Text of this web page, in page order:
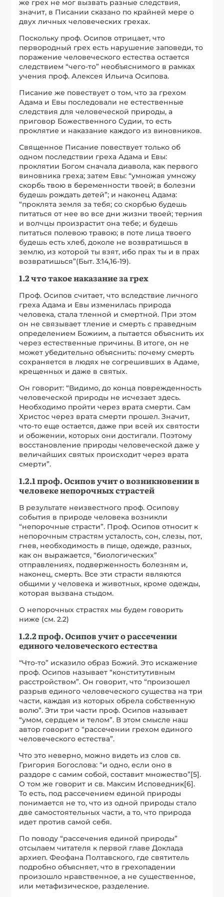
же грех не мог вызвать разные следствия,
значит, в Писании сказано по крайней мере о
двух личных человеческих грехах.
Поскольку проф. Осипов отрицает, что
первородный грех есть нарушение заповеди, то
поражение человеческого естества остается
следствием “чего-то” необъяснимого в рамках
учения проф. Алексея Ильича Осипова.
Писание же повествует о том, что за грехом
Адама и Евы последовали не естественные
следствия для человеческой природы, а
приговор Божественного Судии, то есть
проклятие и наказание каждого из виновников.
Священное Писание повествует только об
одном последствии греха Адама и Евы:
проклятии Богом сначала диавола, как первого
виновника греха; затем Евы: “умножая умножу
скорбь твою в беременности твоей; в болезни
будешь рождать детей”; и наконец Адама:
“проклята земля за тебя; со скорбью будешь
питаться от нее во все дни жизни твоей; терния
и волчцы произрастит она тебе; и будешь
питаться полевою травою; в поте лица твоего
будешь есть хлеб, доколе не возвратишься в
землю, из которой ты взят, ибо прах ты и в прах
возвратишься”(Быт. 3:14,16-19).
1.2 что такое наказание за грех
Проф. Осипов считает, что вследствие личного
греха Адама и Евы изменилась природа
человека, стала тленной и смертной. При этом
он не связывает тление и смерть с праведным
определением Божиим, а пытается объяснить их
через естественные причины. В итоге, он не
может убедительно объяснить: почему смерть
сохраняется в людях не согрешивших в Адаме,
крещенных и даже в святых.
Он говорит: “Видимо, до конца поврежденность
человеческой природы не исчезает здесь.
Необходимо пройти через врата смерти. Сам
Христос через врата смерти прошел. Значит,
что-то еще остается, даже при всей их святости
и обожении, которых они достигали. Поэтому
восстановление природы человеческой даже у
величайших святых происходит через врата
смерти”.
1.2.1 проф. Осипов учит о возникновении в
человеке непорочных страстей
В результате неизвестного проф. Осипову
события в природе человека возникли
“непорочные страсти”. Проф. Осипов относит к
непорочным страстям усталость, сон, слезы, пот,
гнев, необходимость в пище, одежде, разных,
как он выражается, “биологических”
отправлениях, подверженность болезням и,
наконец, смерть. Все эти страсти являются
общими у человека и животных, кроме одежды,
которая вызвана стыдом.
О непорочных страстях мы будем говорить
ниже (см. 2.2)
1.2.2 проф. Осипов учит о рассечении
единого человеческого естества
“Что-то” исказило образ Божий. Это искажение
проф. Осипов называет “конститутивным
расстройством”. Он говорит, что “произошел
разрыв единого человеческого существа на три
части, каждая из которых обрела собственную
волю”. Эти три части проф. Осипов называет
“умом, сердцем и телом”. В этом смысле наш
автор говорит о “рассечении грехом единого
человеческого естества”.
Что это неверно, можно видеть из слов св.
Григория Богослова: “и одно, если оно в
раздоре с самим собой, составит множество”[5].
О том же говорит и св. Максим Исповедник[6].
То есть, под рассечением единой природы
понимается не то, что из одной природы стало
две самостоятельных части, а то, что природа
идет против самой себя.
По поводу “рассечения единой природы”
отсылаем читателя к первой главе Доклада
архиеп. Феофана Полтавского, где святитель
подробно объясняет, что в грехопадении
произошло нравственное, а не существенное,
или метафизическое, разделение.